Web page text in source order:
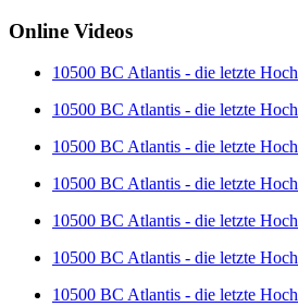
Online Videos
10500 BC Atlantis - die letzte
10500 BC Atlantis - die letzte
10500 BC Atlantis - die letzte
10500 BC Atlantis - die letzte
10500 BC Atlantis - die letzte
10500 BC Atlantis - die letzte
10500 BC Atlantis - die letzte